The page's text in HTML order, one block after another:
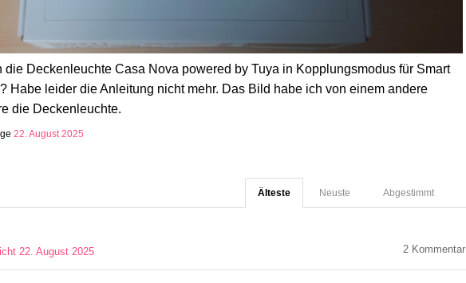
Deckenleuchte Casa Nova powered by Tuya in Kopplungsmodus für Smart
Habe leider die Anleitung nicht mehr. Das Bild habe ich von einem andere
die Deckenleuchte.
22. August 2025
Abgestimmt
Neuste
Älteste
22. August 2025 2 Kommentar